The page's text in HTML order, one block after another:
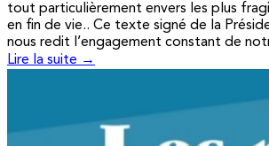
tout particulièrement envers les plus
en fin de vie.. Ce texte signé de la
nous redit l’engagement constant de
Lire la suite →